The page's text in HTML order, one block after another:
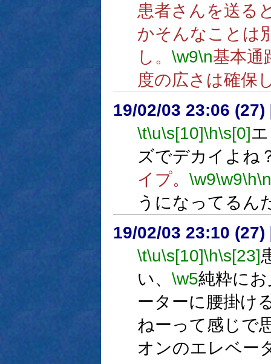
患者さんを送る
かそんなことは
し。 \w9\n基本通
度の広さは確保
19/02/03 23:06 (27)
\t\u\s[10]\h\s[0]
ズでデカイよね
イプ。 \w9\w9\h\n
うになってるん
19/02/03 23:10 (27)
\t\u\s[10]\h\s[23]
い、 \w5純粋に
ーターに腰掛け
ねーって感じで
オンのエレベー